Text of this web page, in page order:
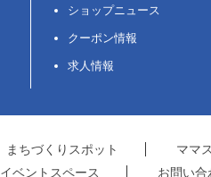
ショップニュース
クーポン情報
求人情報
まちづくりスポット ママ
イベントスペース
お問い合